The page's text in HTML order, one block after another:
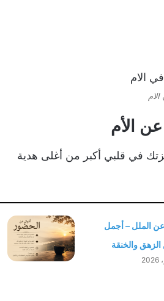
الأم
في قلبي أكبر من أغلى هدية
الملل – أجمل
والخنقة